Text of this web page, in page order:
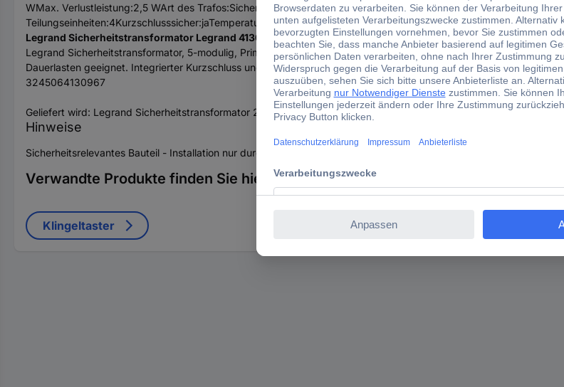
WMax. Verlustleistung:2,5 WArt des Trafos:SicherheitstrafoAufputzmontage:jaUnterputzmontage:jaGeeignet für
Teilungseinheiten:4Kurzschlusssicher:jaTemperaturschutz:jaMit Ein-/Ausschalter:nein
Legrand Sicherheitstransformator Legrand 413096: weitere Details
Legrand Sicherheitstransformator, 5-modulig, Primärspannung 230 V/ 50 Hz, Sekundärspannung AC 230 V/12 V
Dauerlasten geeignet. Integrierter Kurzschluss und Überlastschutz, mit Beschriftungsfenster, Befestigung auf
3245064130967
Geliefert wird: Legrand Sicherheitstransformator 25VA, 5TE Legrand 413096, Verpackungseinheit: 1 Stk., EAN:
Hinweise
Sicherheitsrelevantes Bauteil - Installation nur durch Fachhandwerker
Verwandte Produkte finden Sie hier
Klingeltaster